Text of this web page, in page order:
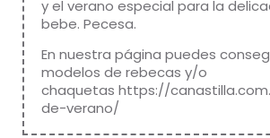
y el verano especial para la
bebe. Pecesa.
En nuestra página puedes
modelos de rebecas y/o
chaquetas https://
de-verano/